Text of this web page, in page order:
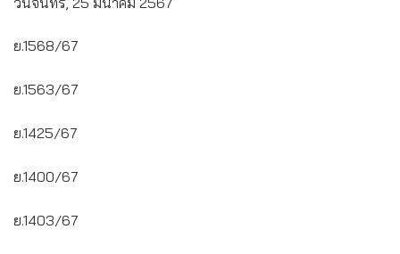
ย.1568/67
ย.1563/67
ย.1425/67
ย.1400/67
ย.1403/67